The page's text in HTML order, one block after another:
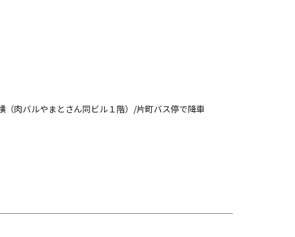
肉バルやまとさん同ビル１階）/片町バス停で降車